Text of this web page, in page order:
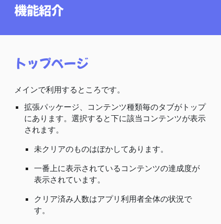
機能紹介
トップページ
メインで利用するところです。
拡張パッケージ、コンテンツ種類毎のタブがトップ
にあります。選択すると下に該当コンテンツが表示
されます。
未クリアのものはぼかしてあります。
一番上に表示されているコンテンツの達成度が
表示されています。
クリア済み人数はアプリ利用者全体の状況で
す。